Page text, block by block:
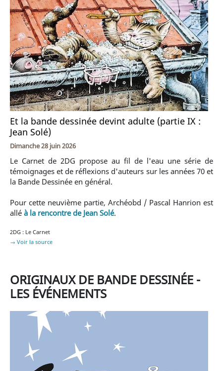
Et la bande dessinée devint adulte (partie IX :
Jean Solé)
Dimanche 28 juin 2026
Le Carnet de 2DG propose au fil de l'eau une série de
témoignages et de réflexions d'auteurs sur les années 70 et
la Bande Dessinée en général.
Pour cette neuvième partie, Archéobd / Pascal Hanrion est
allé à la rencontre de Jean Solé.
2DG : Le Carnet
→ Voir la source
ORIGINAUX DE BANDE DESSINÉE -
LES ÉVÉNEMENTS